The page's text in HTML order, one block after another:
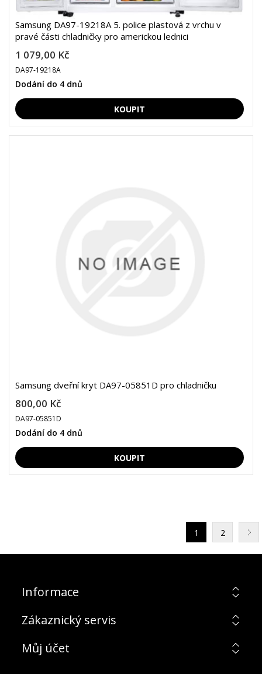
Samsung DA97-19218A 5. police plastová z vrchu v
pravé části chladničky pro americkou lednici
1 079,00 Kč
DA97-19218A
Dodání do 4 dnů
Samsung dveřní kryt DA97-05851D pro chladničku
800,00 Kč
DA97-05851D
Dodání do 4 dnů
1 2
Informace
Zákaznický servis
Můj účet